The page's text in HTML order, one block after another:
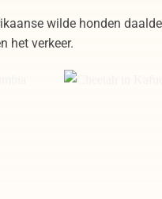
wilde honden
het verkeer.